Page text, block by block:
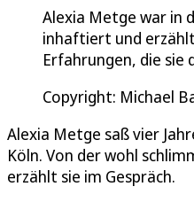
Alexia Metge war in
inhaftiert und
Erfahrungen, die
Copyright: Michael
Alexia Metge saß vier
Köln. Von der wohl
erzählt sie im Gespräch.